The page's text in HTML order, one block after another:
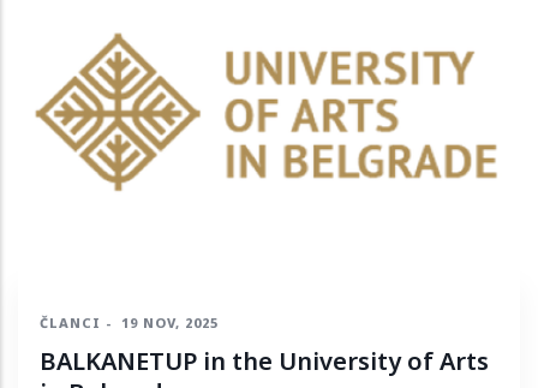
ČLANCI - 19 NOV, 2025
BALKANETUP in the University of Arts